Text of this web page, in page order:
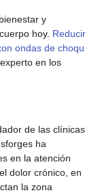
y
hoy. Reducir
ondas de choqu
en los
de las clínicas
ha
en la atención
dolor crónico, en
la zona